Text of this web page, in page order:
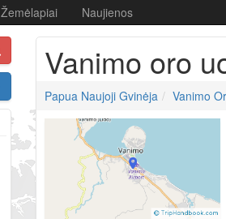
Žemėlapiai Naujienos
Vanimo oro
Papua Naujoji Gvinėja
Vanimo